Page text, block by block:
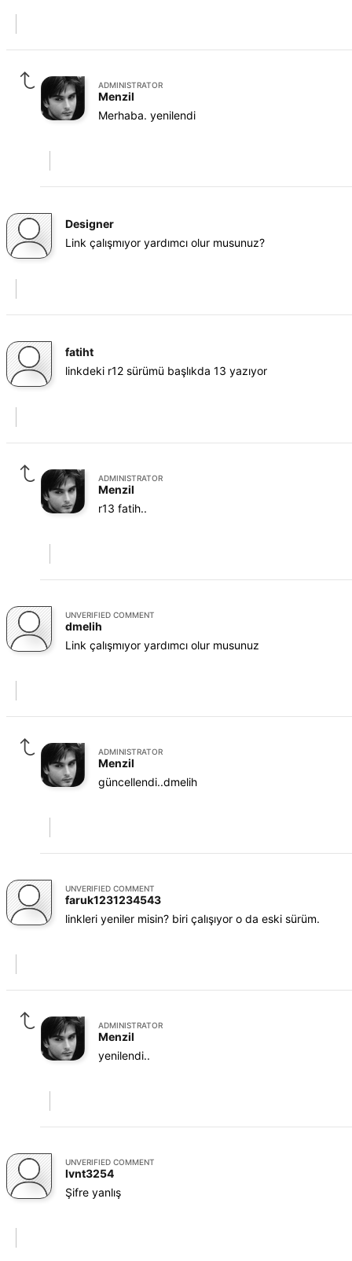
ADMINISTRATOR
Menzil
Merhaba. yenilendi
Designer
Link çalışmıyor yardımcı olur musunuz?
fatiht
linkdeki r12 sürümü başlıkda 13 yazıyor
ADMINISTRATOR
Menzil
r13 fatih..
UNVERIFIED COMMENT
dmelih
Link çalışmıyor yardımcı olur musunuz
ADMINISTRATOR
Menzil
güncellendi..dmelih
UNVERIFIED COMMENT
faruk1231234543
linkleri yeniler misin? biri çalışıyor o da eski sürüm.
ADMINISTRATOR
Menzil
yenilendi..
UNVERIFIED COMMENT
lvnt3254
Şifre yanlış